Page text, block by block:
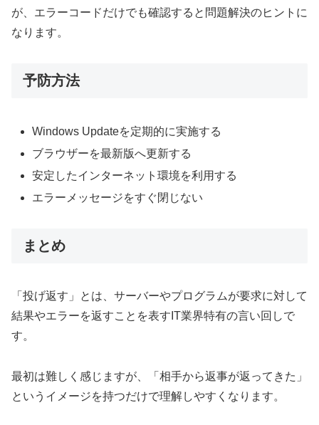
が、エラーコードだけでも確認すると問題解決のヒントに
なります。
予防方法
Windows Updateを定期的に実施する
ブラウザーを最新版へ更新する
安定したインターネット環境を利用する
エラーメッセージをすぐ閉じない
まとめ
「投げ返す」とは、サーバーやプログラムが要求に対して
結果やエラーを返すことを表すIT業界特有の言い回しで
す。
最初は難しく感じますが、「相手から返事が返ってきた」
というイメージを持つだけで理解しやすくなります。